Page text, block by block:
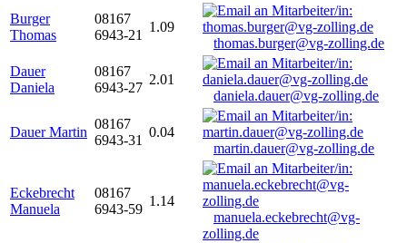
Burger
Thomas
08167
6943-21
1.09
thomas.burger@vg-zolling.de
Dauer
Daniela
08167
6943-27
2.01
daniela.dauer@vg-zolling.de
Dauer Martin
08167
6943-31
0.04
martin.dauer@vg-zolling.de
Eckebrecht
Manuela
08167
6943-59
1.14
manuela.eckebrecht@vg-
zolling.de